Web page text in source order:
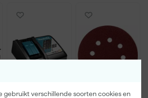
gebruikt verschillende soorten cookies en